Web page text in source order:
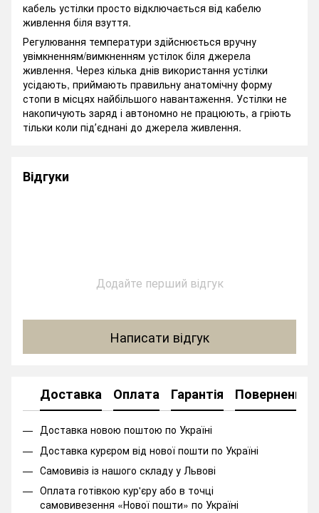
кабель устілки просто відключається від кабелю
живлення біля взуття.
Регулювання температури здійснюється вручну
увімкненням/вимкненням устілок біля джерела
живлення. Через кілька днів використання устілки
усідають, приймають правильну анатомічну форму
стопи в місцях найбільшого навантаження. Устілки не
накопичують заряд і автономно не працюють, а гріють
тільки коли підʼєднані до джерела живлення.
Відгуки
Додайте перший відгук
Написати відгук
Доставка Оплата Гарантія Повернення
Доставка новою поштою по Україні
Доставка курєром від нової пошти по Україні
Самовивіз із нашого складу у Львові
Оплата готівкою кур'єру або в точці
самовивезення «Нової пошти» по Україні